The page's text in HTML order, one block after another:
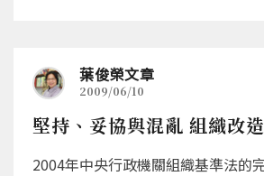
葉俊榮文章
2009/06/10
堅持、妥協與混亂 組織改
2004年中央行政機關組織基準法的